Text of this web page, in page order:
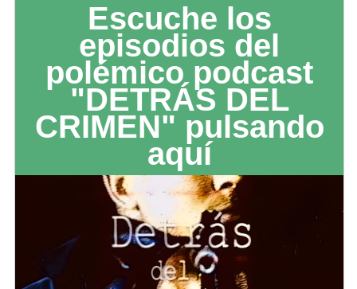
Escuche los
episodios del
polémico podcast
"DETRÁS DEL
CRIMEN" pulsando
aquí